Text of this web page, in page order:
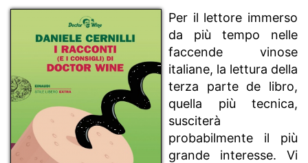
Per il lettore immerso
da più tempo nelle
faccende vinose
italiane, la lettura della
terza parte de libro,
quella più tecnica,
susciterà
probabilmente il più
grande interesse. Vi